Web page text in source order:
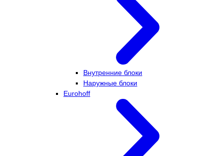
Внутренние блоки
Наружные блоки
Eurohoff